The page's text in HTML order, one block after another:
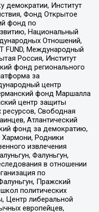
Институт
Фонд Открытое
фонд по
Национальный
Отношений,
FUND, Международный
Россия, Институт
фонд регионального
за
центр
фонд Маршалла
центр защиты
Свободная
Атлантический
фонд за демократию,
Родники
извлечения
Фалуньгун,
в отношении
по
Пражский
политических
Центр либеральной
европейцев,